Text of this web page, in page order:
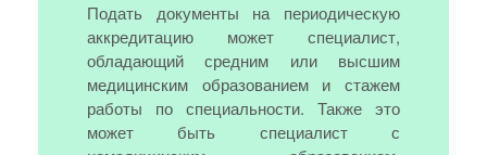
Подать документы на периодическую
аккредитацию может специалист,
обладающий средним или высшим
медицинским образованием и стажем
работы по специальности. Также это
может быть специалист с